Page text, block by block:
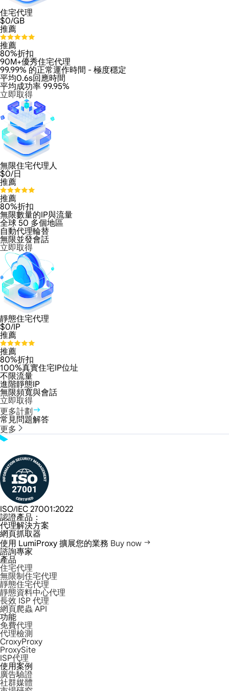
住宅代理
$0/GB
推薦
推薦
80%折扣
90M+優秀住宅代理
99.99% 的正常運作時間 - 極度穩定
平均0.6s回應時間
平均成功率 99.95%
立即取得
無限住宅代理人
$0/日
推薦
推薦
80%折扣
無限數量的IP與流量
全球 50 多個地區
自動代理輪替
無限並發會話
立即取得
靜態住宅代理
$0/IP
推薦
推薦
80%折扣
100%真實住宅IP位址
不限流量
進階靜態IP
無限頻寬與會話
立即取得
更多計劃
常見問題解答
更多
ISO/IEC 27001:2022
認證產品：
代理解決方案
網頁抓取器
使用 LumiProxy 擴展您的業務 Buy now
諮詢專家
產品
住宅代理
無限制住宅代理
靜態住宅代理
靜態資料中心代理
長效 ISP 代理
網頁爬蟲 API
功能
免費代理
代理檢測
CroxyProxy
ProxySite
ISP代理
使用案例
廣告驗證
社群媒體